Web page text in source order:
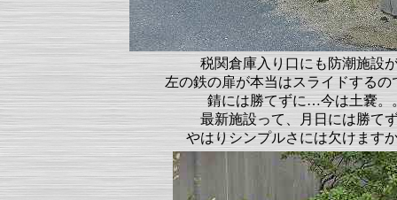
税関倉庫入り口にも防潮施設
左の鉄の扉が本当はスライドするの
錆には勝てずに…今は土嚢。
最新施設って、月日には勝て
やはりシンプルさには欠けます